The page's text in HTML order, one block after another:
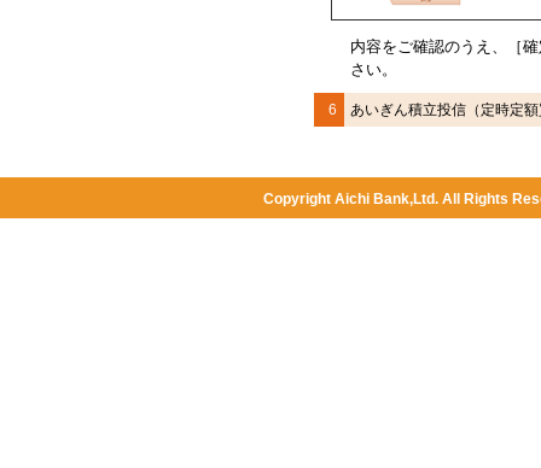
内容をご確認のうえ、
［
さい。
6 あいぎん積立投信（定時定
Copyright Aichi Bank,Ltd. All Rights